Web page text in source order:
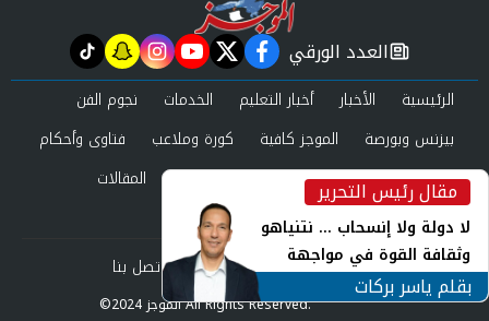
مقال رئيس التحرير
لا دولة ولا إنسحاب ... نتنياهو
وثقافة القوة في مواجهة
المجهول
بقلم ياسر بركات
newspaper
العدد الورقي facebook
twitter
youtube
instagram
snapchat
tiktok
الرئيسية الأخبار أخبار التعليم الخدمات
نجوم الفن
بيزنس وبورصة
الموجز كافية كورة وملاعب
فتاوى وأحكام
صحة وجمال
عرب وعالم حوادث ومحاكم
المقالات
العدد الورقي
من نحن
سياسة الخصوصية اتصل بنا
©2024 الموجز All Rights Reserved.